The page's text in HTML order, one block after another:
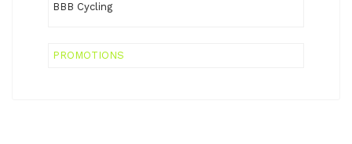
BBB Cycling
PROMOTIONS